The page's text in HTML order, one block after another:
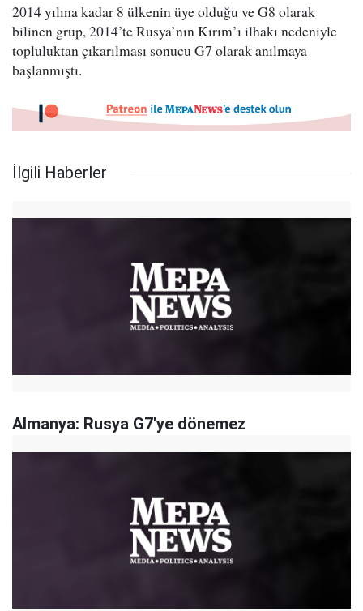
2014 yılına kadar 8 ülkenin üye olduğu ve G8 olarak
bilinen grup, 2014’te Rusya’nın Kırım’ı ilhakı nedeniyle
topluluktan çıkarılması sonucu G7 olarak anılmaya
başlanmıştı.
İlgili Haberler
Almanya: Rusya G7'ye dönemez